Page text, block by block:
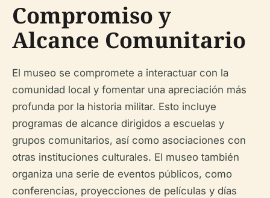
Compromiso y
Alcance Comunitario
El museo se compromete a interactuar con la
comunidad local y fomentar una apreciación más
profunda por la historia militar. Esto incluye
programas de alcance dirigidos a escuelas y
grupos comunitarios, así como asociaciones con
otras instituciones culturales. El museo también
organiza una serie de eventos públicos, como
conferencias, proyecciones de películas y días